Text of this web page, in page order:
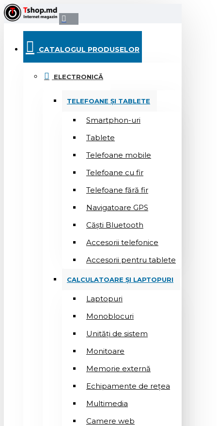
CATALOGUL PRODUSELOR
ELECTRONICĂ
TELEFOANE ȘI TABLETE
Smartphon-uri
Tablete
Telefoane mobile
Telefoane cu fir
Telefoane fără fir
Navigatoare GPS
Căști Bluetooth
Accesorii telefonice
Accesorii pentru tablete
CALCULATOARE ȘI LAPTOPURI
Laptopuri
Monoblocuri
Unități de sistem
Monitoare
Memorie externă
Echipamente de rețea
Multimedia
Camere web